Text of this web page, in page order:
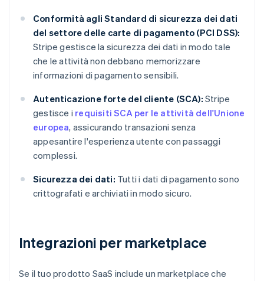
Conformità agli Standard di sicurezza dei dati
del settore delle carte di pagamento (PCI DSS):
Stripe gestisce la sicurezza dei dati in modo tale
che le attività non debbano memorizzare
informazioni di pagamento sensibili.
Autenticazione forte del cliente (SCA): Stripe
gestisce i requisiti SCA per le attività dell'Unione
europea, assicurando transazioni senza
appesantire l'esperienza utente con passaggi
complessi.
Sicurezza dei dati: Tutti i dati di pagamento sono
crittografati e archiviati in modo sicuro.
Integrazioni per marketplace
Se il tuo prodotto SaaS include un marketplace che